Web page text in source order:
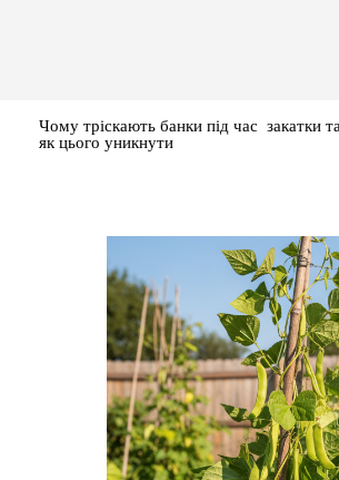
Чому тріскають банки під час закатки та
як цього уникнути